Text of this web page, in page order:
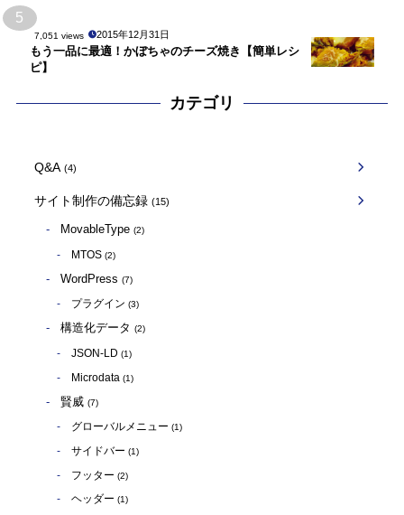
5
7,051 views 2015年12月31日
もう一品に最適！かぼちゃのチーズ焼き【簡単レシ
ピ】
カテゴリ
Q&A (4)
サイト制作の備忘録 (15)
MovableType (2)
MTOS (2)
WordPress (7)
プラグイン (3)
構造化データ (2)
JSON-LD (1)
Microdata (1)
賢威 (7)
グローバルメニュー (1)
サイドバー (1)
フッター (2)
ヘッダー (1)